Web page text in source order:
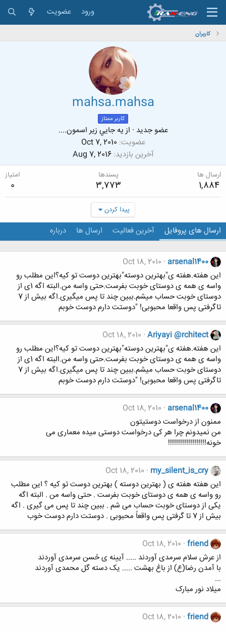
ورود عضویت
کاربران
mahsa.mahsa
کاربر ممتاز
عضو جدید · ازيه جايي زير اسمون....
عضویت Oct 7, 2010
آخرین بازدید Aug 7, 2016
ارسال ها
1,884
پسندها
3,773
امتیاز
0
پیدا کردن
ارسال های پروفایل آخرین فعالیت ارسال ها درباره
arsenal1400
Oct 18, 2010
این هفته.هفته ی"بهترین دوسته"بهترین دوست تو کیه؟این مطلب رو
واسه ی همه ی دوستای خوبت بفرست.حتی واسه من.البته اگه 1ی از
دوستای خوبت حساب میشم.ببین چند تا پس میگیری.اگه بیش از 7
تاگرفتی پس واقعا محبوبی! "دوستت دارم دوست خوبم
Ariyayi @rchitect
Oct 18, 2010
این هفته.هفته ی"بهترین دوسته"بهترین دوست تو کیه؟این مطلب رو
واسه ی همه ی دوستای خوبت بفرست.حتی واسه من.البته اگه 1ی از
دوستای خوبت حساب میشم.ببین چند تا پس میگیری.اگه بیش از 7
تاگرفتی پس واقعا محبوبی! "دوستت دارم دوست خوبم
arsenal1400
Oct 18, 2010
ممنون از درخواست دوستیتون
من نمیدونم چرا هر کی درخواست دوستی میده معماری می
خونه!!!!!!!!!!!!!!!!!!!
my_silent_is_cry
Oct 18, 2010
این هفته هفته ی ( بهترین دوسته ) بهترین دوست تو کیه ؟ این مطلب
رو واسه ی همه ی دوستای خوبت بفرست . حتی واسه من . البته اگه
یکی از دوستای خوبت حساب می شم . ببین چند تا پس می گیری . اگه
بیش از 7 تا گرفتی پس واقعاً محبوبی . دوستت دارم دوست خوب
friend
Oct 18, 2010
از عرش سلام سرمدی آوردند ..... آیینه ی حُسن سرمدی آوردند
با آمدن رضا(ع) از باغ بهشت ..... یک دسته گل محمدی آوردند
...
میلاد نور مبارک
friend
Oct 18, 2010